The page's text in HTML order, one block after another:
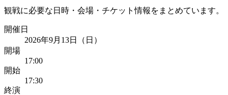
観戦に必要な日時・会場・チケット情報をまとめています。
開催日
2026年9月13日（日）
開場
17:00
開始
17:30
終演